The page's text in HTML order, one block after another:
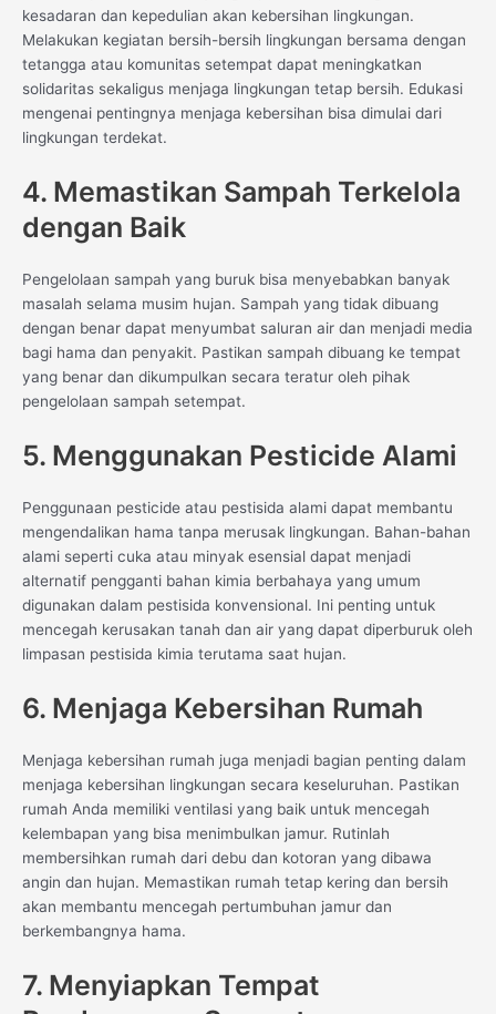
kesadaran dan kepedulian akan kebersihan lingkungan.
Melakukan kegiatan bersih-bersih lingkungan bersama dengan
tetangga atau komunitas setempat dapat meningkatkan
solidaritas sekaligus menjaga lingkungan tetap bersih. Edukasi
mengenai pentingnya menjaga kebersihan bisa dimulai dari
lingkungan terdekat.
4. Memastikan Sampah Terkelola
dengan Baik
Pengelolaan sampah yang buruk bisa menyebabkan banyak
masalah selama musim hujan. Sampah yang tidak dibuang
dengan benar dapat menyumbat saluran air dan menjadi media
bagi hama dan penyakit. Pastikan sampah dibuang ke tempat
yang benar dan dikumpulkan secara teratur oleh pihak
pengelolaan sampah setempat.
5. Menggunakan Pesticide Alami
Penggunaan pesticide atau pestisida alami dapat membantu
mengendalikan hama tanpa merusak lingkungan. Bahan-bahan
alami seperti cuka atau minyak esensial dapat menjadi
alternatif pengganti bahan kimia berbahaya yang umum
digunakan dalam pestisida konvensional. Ini penting untuk
mencegah kerusakan tanah dan air yang dapat diperburuk oleh
limpasan pestisida kimia terutama saat hujan.
6. Menjaga Kebersihan Rumah
Menjaga kebersihan rumah juga menjadi bagian penting dalam
menjaga kebersihan lingkungan secara keseluruhan. Pastikan
rumah Anda memiliki ventilasi yang baik untuk mencegah
kelembapan yang bisa menimbulkan jamur. Rutinlah
membersihkan rumah dari debu dan kotoran yang dibawa
angin dan hujan. Memastikan rumah tetap kering dan bersih
akan membantu mencegah pertumbuhan jamur dan
berkembangnya hama.
7. Menyiapkan Tempat